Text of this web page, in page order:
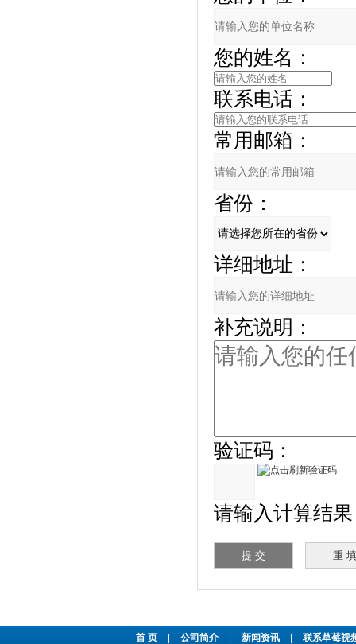
您的姓名：
联系电话：
常用邮箱：
省份：
详细地址：
补充说明：
验证码：
请输入计算结果
首 页 公司简介 新闻资讯 联系草莓视